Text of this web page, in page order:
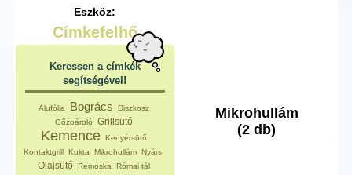
Eszköz:
Címkefelhő
Keressen a címkék
segítségével!
Alufólia Bogrács
Diszkosz
Gőzpároló
Grillsütő
Kemence Kenyérsütő
Kontaktgrill Kukta Mikrohullám Nyárs
Olajsütő Remoska
Római tál
Mikrohullám
(2 db)